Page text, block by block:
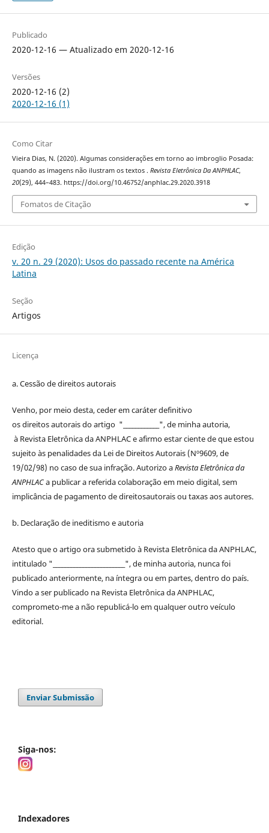
Publicado
2020-12-16 — Atualizado em 2020-12-16
Versões
2020-12-16 (2)
2020-12-16 (1)
Como Citar
Vieira Dias, N. (2020). Algumas considerações em torno ao imbroglio Posada:
quando as imagens não ilustram os textos . Revista Eletrônica Da ANPHLAC,
20(29), 444–483. https://doi.org/10.46752/anphlac.29.2020.3918
Fomatos de Citação
Edição
v. 20 n. 29 (2020): Usos do passado recente na América
Latina
Seção
Artigos
Licença
a. Cessão dedireitosautorais
Venho, por meio desta, ceder em caráter definitivo
osdireitosautoraisdo artigo "____________", de minha autoria,
à Revista Eletrônica da ANPHLACe afirmo estar ciente de que estou
sujeito às penalidades da Lei de DireitosAutorais(Nº9609, de
19/02/98) no caso de sua infração. Autorizo aRevista Eletrônica da
ANPHLACa publicar a referida colaboração em meio digital, sem
implicância de pagamento dedireitosautoraisou taxas aos autores.
b. Declaração de ineditismo e autoria
Atesto que o artigo ora submetido à Revista Eletrônica da ANPHLAC,
intitulado "________________________", de minha autoria, nunca foi
publicado anteriormente, na íntegra ou em partes, dentrodo país.
Vindo a ser publicado na Revista Eletrônica da ANPHLAC,
comprometo-me a não republicá-lo em qualquer outro veículo
editorial.
Enviar Submissão
Siga-nos:
Indexadores